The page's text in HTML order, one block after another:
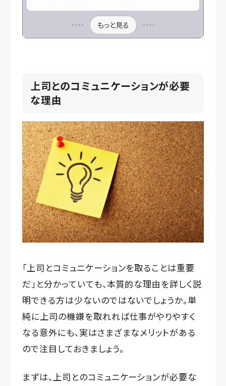
もっと見る
上司とのコミュニケーションが必要
な理由
「上司とコミュニケーションを取ることは重要
だ」と分かっていても、本質的な理由を詳しく説
明できる方は少ないのではないでしょうか。単
純に上司の機嫌を取れれば仕事がやりやすく
なる意外にも、実はさまざまなメリットがある
ので注目しておきましょう。
まずは、上司とのコミュニケーションが必要な